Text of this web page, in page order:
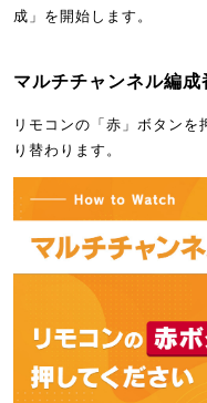
成」を開始します。
マルチチャンネル編
リモコンの「赤」ボタン
り替わります。